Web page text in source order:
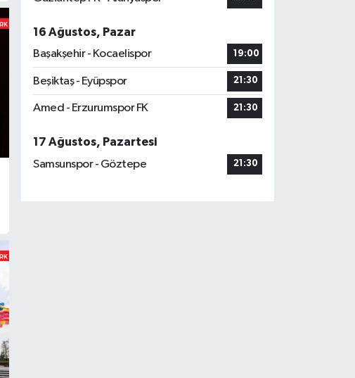
16 Ağustos, Pazar
Başakşehir - Kocaelispor
19:00
Beşiktaş - Eyüpspor 21:30
Amed - Erzurumspor FK 21:30
17 Ağustos, Pazartesi
Samsunspor - Göztepe
21:30